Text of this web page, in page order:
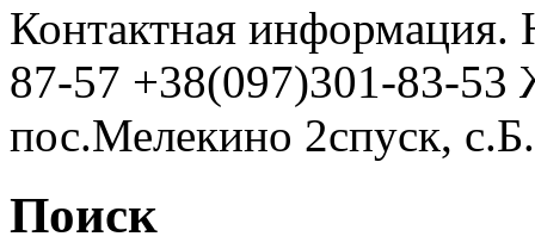
Контактная
87-57 +38(097)301-83-53
пос.Мелекино 2спуск,
Поиск